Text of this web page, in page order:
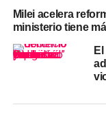
La asamblea de
a cabo con la
gremialMarcelo
paro total por
completo las
la empresa
Milei acelera
ministerio tiene